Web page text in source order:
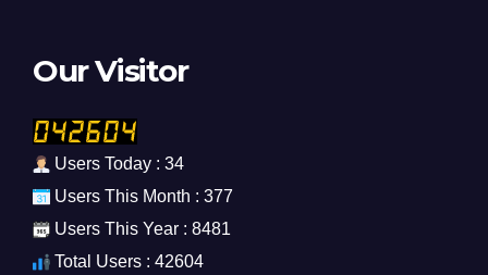
Our Visitor
Users Today : 34
Users This Month : 377
Users This Year : 8481
Total Users : 42604